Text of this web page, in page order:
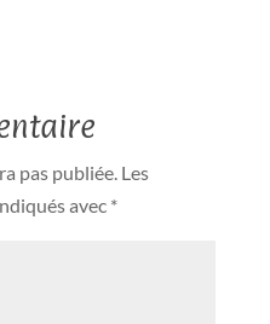
pas publiée. Les
avec *